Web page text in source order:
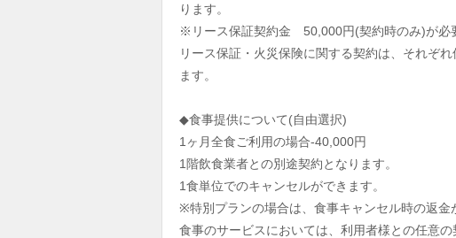
ります。
※リース保証契約金 50,000円(契約時のみ)が必
リース保証・火災保険に関する契約は、それぞ
ます。
◆食事提供について(自由選択)
1ヶ月全食ご利用の場合-40,000円
1階飲食業者との別途契約となります。
1食単位でのキャンセルができます。
※特別プランの場合は、食事キャンセル時の返金
食事のサービスにおいては、利用者様との任意